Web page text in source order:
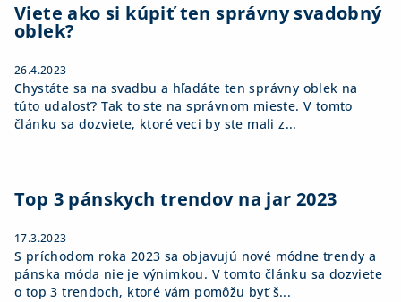
Viete ako si kúpiť ten správny svadobný
oblek?
26.4.2023
Chystáte sa na svadbu a hľadáte ten správny oblek na
túto udalosť? Tak to ste na správnom mieste. V tomto
článku sa dozviete, ktoré veci by ste mali z...
Top 3 pánskych trendov na jar 2023
17.3.2023
S príchodom roka 2023 sa objavujú nové módne trendy a
pánska móda nie je výnimkou. V tomto článku sa dozviete
o top 3 trendoch, ktoré vám pomôžu byť š...